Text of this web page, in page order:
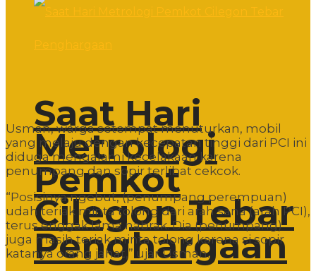
Saat Hari
Metrologi
Pemkot
Cilegon Tebar
Penghargaan
Usman, warga setempat menuturkan, mobil
yang melaju dengan kecepatan tinggi dari PCI ini
diduga mengalami kecelakaan karena
penumpang dan sopir terlibat cekcok.
“Posisinya ngebut, (penumpang perempuan)
udah teriak minta tolong dari arah sana (arah PCI),
terus enggak lama nabrak. Dia (penumpang)
juga masih teriak minta tolong karena si sopir
katanya orang jahat,” ujar Usman.